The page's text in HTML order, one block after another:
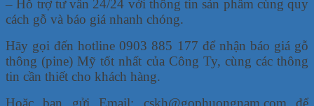
– Hỗ trợ tư vấn 24/24 với thông tin sản phẩm cùng quy
cách gỗ và báo giá nhanh chóng.
Hãy gọi đến hotline 0903 885 177 để nhận báo giá gỗ
thông (pine) Mỹ tốt nhất của Công Ty, cùng các thông
tin cần thiết cho khách hàng.